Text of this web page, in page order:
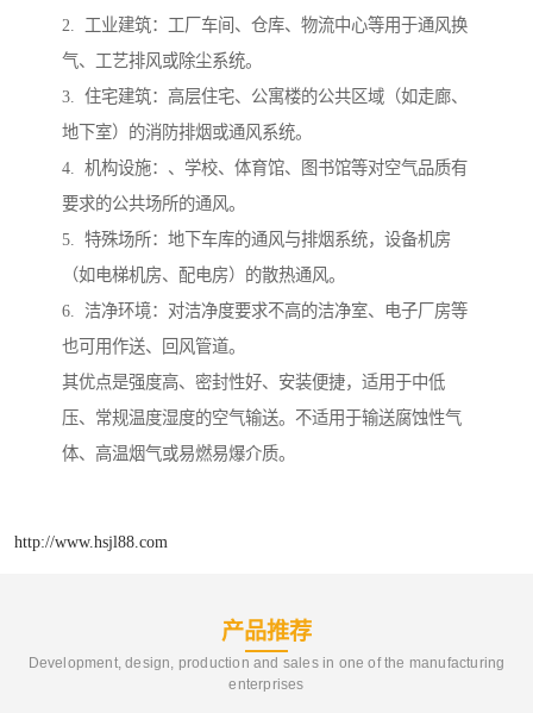
2. 工业建筑：工厂车间、仓库、物流中心等用于通风换
气、工艺排风或除尘系统。
3. 住宅建筑：高层住宅、公寓楼的公共区域（如走廊、
地下室）的消防排烟或通风系统。
4. 机构设施：、学校、体育馆、图书馆等对空气品质有
要求的公共场所的通风。
5. 特殊场所：地下车库的通风与排烟系统，设备机房
（如电梯机房、配电房）的散热通风。
6. 洁净环境：对洁净度要求不高的洁净室、电子厂房等
也可用作送、回风管道。
其优点是强度高、密封性好、安装便捷，适用于中低
压、常规温度湿度的空气输送。不适用于输送腐蚀性气
体、高温烟气或易燃易爆介质。
http://www.hsjl88.com
产品推荐
Development, design, production and sales in one of the manufacturing
enterprises